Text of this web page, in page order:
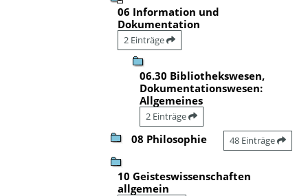
06 Information und
Dokumentation
2 Einträge
06.30 Bibliothekswesen,
Dokumentationswesen:
Allgemeines
2 Einträge
08 Philosophie 48 Einträge
10 Geisteswissenschaften
allgemein